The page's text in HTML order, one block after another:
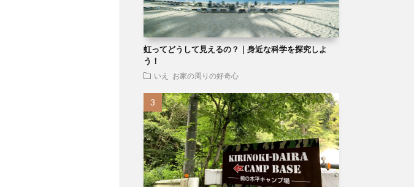
虹ってどうして見えるの？｜身近な科学を探究しよ
う！
いえ お家の周りの好奇心